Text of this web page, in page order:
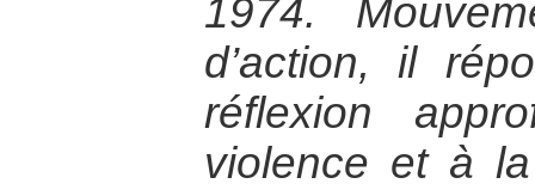
1974.
d’action, il
réflexion
violence et à la